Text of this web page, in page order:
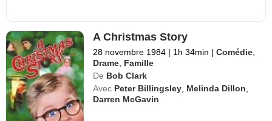
A Christmas Story
28 novembre 1984 | 1h 34min | Comédie
Drame Famille
De Bob Clark
Avec Peter Billingsley Melinda Dillon
Darren McGavin